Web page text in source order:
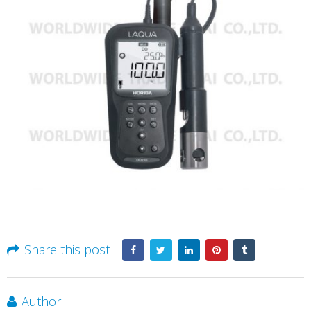
Share this post
Author